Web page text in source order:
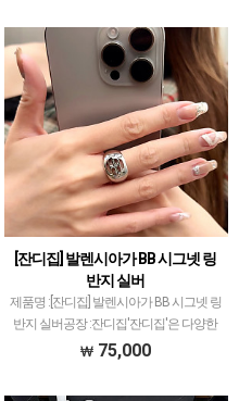
초과하지 않았…
[잔디집] 발렌시아가 BB 시그넷 링
반지 실버
제품명 :[잔디집] 발렌시아가 BB 시그넷 링
반지 실버공장 :잔디집'잔디집'은 다양한
브랜드 의류 전문적으로 취급하고 있습니
75,000